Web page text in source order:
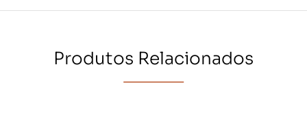
Produtos Relacionados